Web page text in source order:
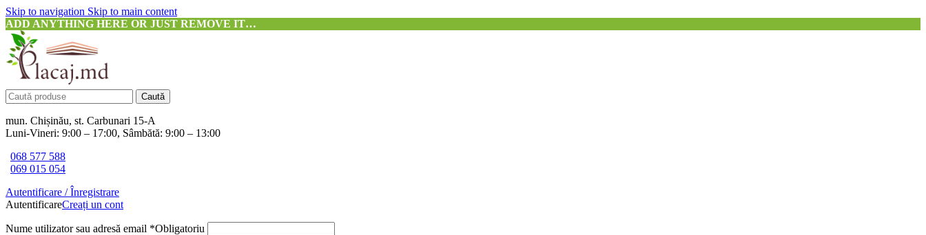
Skip to navigation Skip to main content
ADD ANYTHING HERE OR JUST REMOVE IT…
Caută
mun. Chișinău, st. Carbunari 15-A
Luni-Vineri: 9:00 – 17:00, Sâmbătă: 9:00 – 13:00
068 577 588
069 015 054
Autentificare / Înregistrare
AutentificareCreați un cont
Nume utilizator sau adresă email *Obligatoriu